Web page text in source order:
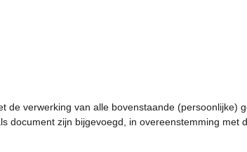
de verwerking van alle bovenstaande
document zijn bijgevoegd, in overeenstemming met